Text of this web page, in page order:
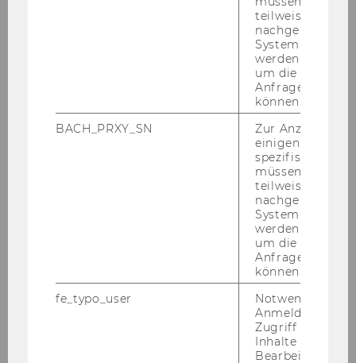
teilweise von
nachgelagerten
System
werden.
um die Antwort
Anfrage
können.
BACH_PRXY_SN
Zur Anzeige von
einigen WU-
spezifischen
müssen
teilweise von
nachgelagerten
System
werden.
um die Antwort
Anfrage
können.
fe_typo_user
Notwendig für
Anmeldung und
Zugriff auf
Inhalte oder zur
Bearbeitung des